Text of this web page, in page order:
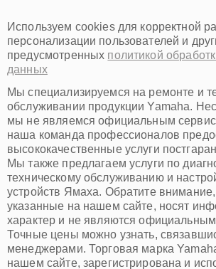
Омск
Красноярск
Пермь
Ульяновск
Киров
Архангельск
Астрахань
Белгород
Благовещенск
Брянск
Владивосток
Владикавказ
Владимир
Волжский
Вологда
Грозный
Используем cookies для корректной
персонализации пользователей и
предусмотренных политикой
данных
Мы специализируемся на ремонте и
обслуживании продукции Yamaha.
мы не являемся официальным
наша команда профессионалов
высококачественные услуги
Мы также предлагаем услуги по
техническому обслуживанию и
устройств Ямаха. Обратите
указанные на нашем сайте, носят
характер и не являются
Точные цены можно узнать,
менеджерами. Торговая марка
нашем сайте, зарегистрирована и